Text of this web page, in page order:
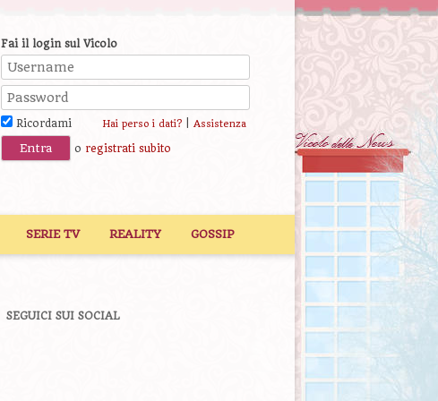
Fai il login sul Vicolo
Ricordami Hai perso i dati?| Assistenza
o registrati subito
SERIE TV REALITY GOSSIP
SEGUICI SUI SOCIAL